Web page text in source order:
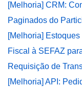
[Melhoria] CRM:
Paginados do
[Melhoria]
Fiscal à SEFAZ
Requisição de
[Melhoria] API: